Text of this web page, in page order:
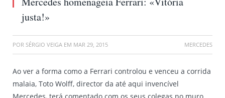
justa!»
POR SÉRGIO VEIGA EM MAR 29, 2015 MERCEDES
Ao ver a forma como a Ferrari controlou e venceu a corrida
malaia, Toto Wolff, director da até aqui invencível